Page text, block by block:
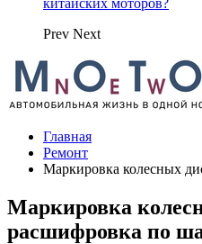
китайских моторов?
Prev Next
Главная
Ремонт
Маркировка колесных
Маркировка
расшифровка по